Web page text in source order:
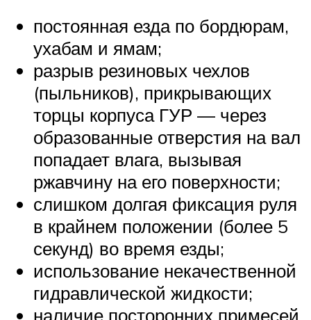
постоянная езда по бордюрам,
ухабам и ямам;
разрыв резиновых чехлов
(пыльников), прикрывающих
торцы корпуса ГУР — через
образованные отверстия на вал
попадает влага, вызывая
ржавчину на его поверхности;
слишком долгая фиксация руля
в крайнем положении (более 5
секунд) во время езды;
использование некачественной
гидравлической жидкости;
наличие посторонних примесей